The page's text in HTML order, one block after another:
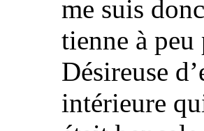
me suis
tienne à peu
Désireuse
intérieure